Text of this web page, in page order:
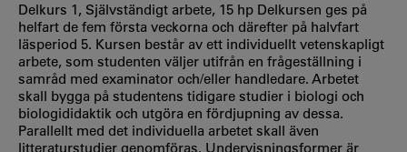
Delkurs 1, Självständigt arbete, 15 hp Delkursen ges på
helfart de fem första veckorna och därefter på halvfart
läsperiod 5. Kursen består av ett individuellt vetenskapligt
arbete, som studenten väljer utifrån en frågeställning i
samråd med examinator och/eller handledare. Arbetet
skall bygga på studentens tidigare studier i biologi och
biologididaktik och utgöra en fördjupning av dessa.
Parallellt med det individuella arbetet skall även
litteraturstudier genomföras. Undervisningsformer är